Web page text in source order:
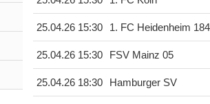
25.04.26 15:30 1. FC Heidenheim
25.04.26 15:30 FSV Mainz 05
25.04.26 18:30 Hamburger SV